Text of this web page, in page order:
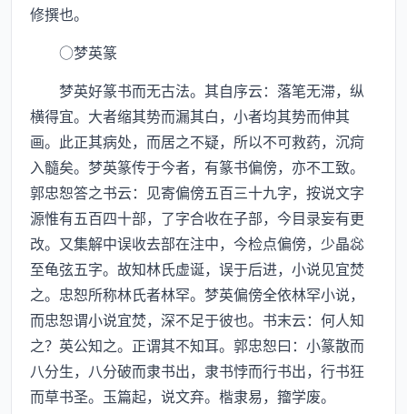
修撰也。
○梦英篆
梦英好篆书而无古法。其自序云：落笔无滞，纵
横得宜。大者缩其势而漏其白，小者均其势而伸其
画。此正其病处，而居之不疑，所以不可救药，沉疴
入髓矣。梦英篆传于今者，有篆书偏傍，亦不工致。
郭忠恕答之书云：见寄偏傍五百三十九字，按说文字
源惟有五百四十部，了字合收在子部，今目录妄有更
改。又集解中误收去部在注中，今检点偏傍，少晶惢
至龟弦五字。故知林氏虚诞，误于后进，小说见宜焚
之。忠恕所称林氏者林罕。梦英偏傍全依林罕小说，
而忠恕谓小说宜焚，深不足于彼也。书末云：何人知
之？英公知之。正谓其不知耳。郭忠恕曰：小篆散而
八分生，八分破而隶书出，隶书悖而行书出，行书狂
而草书圣。玉篇起，说文弃。楷隶易，籀学废。